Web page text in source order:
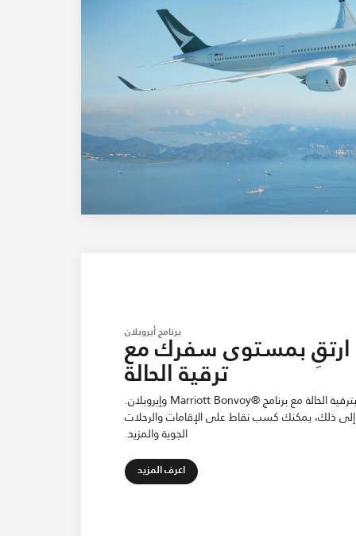
برنامج أيروبلان
ارتقِ بمستوى سفرك مع
ترقية الحالة
استمتع بترقية الحالة مع برنامج ®Marriott Bonvoy وإيروبلان.
إلى ذلك، يمكنك كسب نقاط على الإقامات والرحلات
الجوية والمزيد.
اعرف المزيدOpen in New Tab